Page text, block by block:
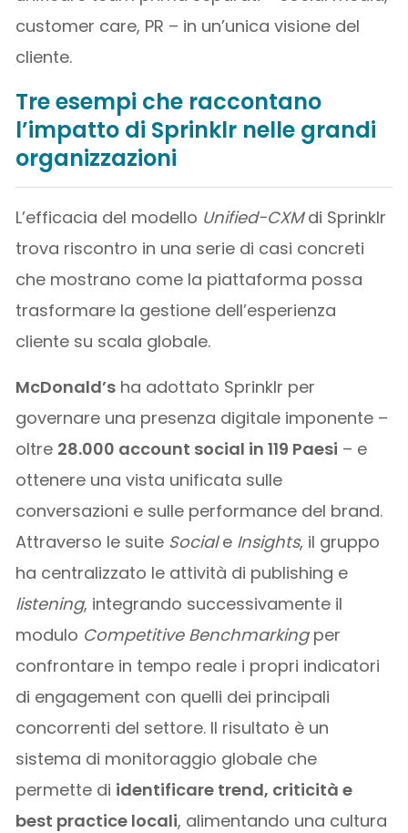
customer care, PR – in un’unica visione del
cliente.
Tre esempi che raccontano
l’impatto di Sprinklr nelle grandi
organizzazioni
L’efficacia del modello Unified-CXMdi Sprinklr
trova riscontro in una serie di casi concreti
che mostrano come la piattaforma possa
trasformare la gestione dell’esperienza
cliente su scala globale.
McDonald’s ha adottato Sprinklr per
governare una presenza digitale imponente –
oltre 28.000 account social in 119 Paesi – e
ottenere una vista unificata sulle
conversazioni e sulle performance del brand.
Attraverso le suite Sociale Insights, il gruppo
ha centralizzato le attività di publishing e
listening, integrando successivamente il
modulo Competitive Benchmarkingper
confrontare in tempo reale i propri indicatori
di engagement con quelli dei principali
concorrenti del settore. Il risultato è un
sistema di monitoraggio globale che
permette di identificare trend, criticità e
best practice locali, alimentando una cultura